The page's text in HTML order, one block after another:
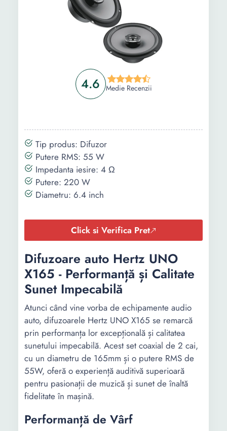
Con din
polipropilena
4.6 Medie Recenzii
Tip produs: Difuzor
Putere RMS: 55 W
Impedanta iesire: 4 Ω
Putere: 220 W
Diametru: 6.4 inch
Click si Verifica Pret
Difuzoare auto Hertz UNO
X165 - Performanță și Calitate
Sunet Impecabilă
Atunci când vine vorba de echipamente audio
auto, difuzoarele Hertz UNO X165 se remarcă
prin performanța lor excepțională și calitatea
sunetului impecabilă. Acest set coaxial de 2 cai,
cu un diametru de 165mm și o putere RMS de
55W, oferă o experiență auditivă superioară
pentru pasionații de muzică și sunet de înaltă
fidelitate în mașină.
Performanță de Vârf